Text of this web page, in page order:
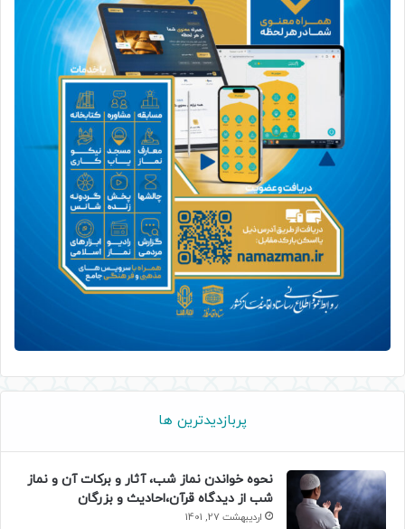
پربازدیدترین ها
نحوه خواندن نماز شب، آثار و برکات آن و نماز
شب از دیدگاه قرآن،احادیث و بزرگان
اردیبهشت 27, 1401